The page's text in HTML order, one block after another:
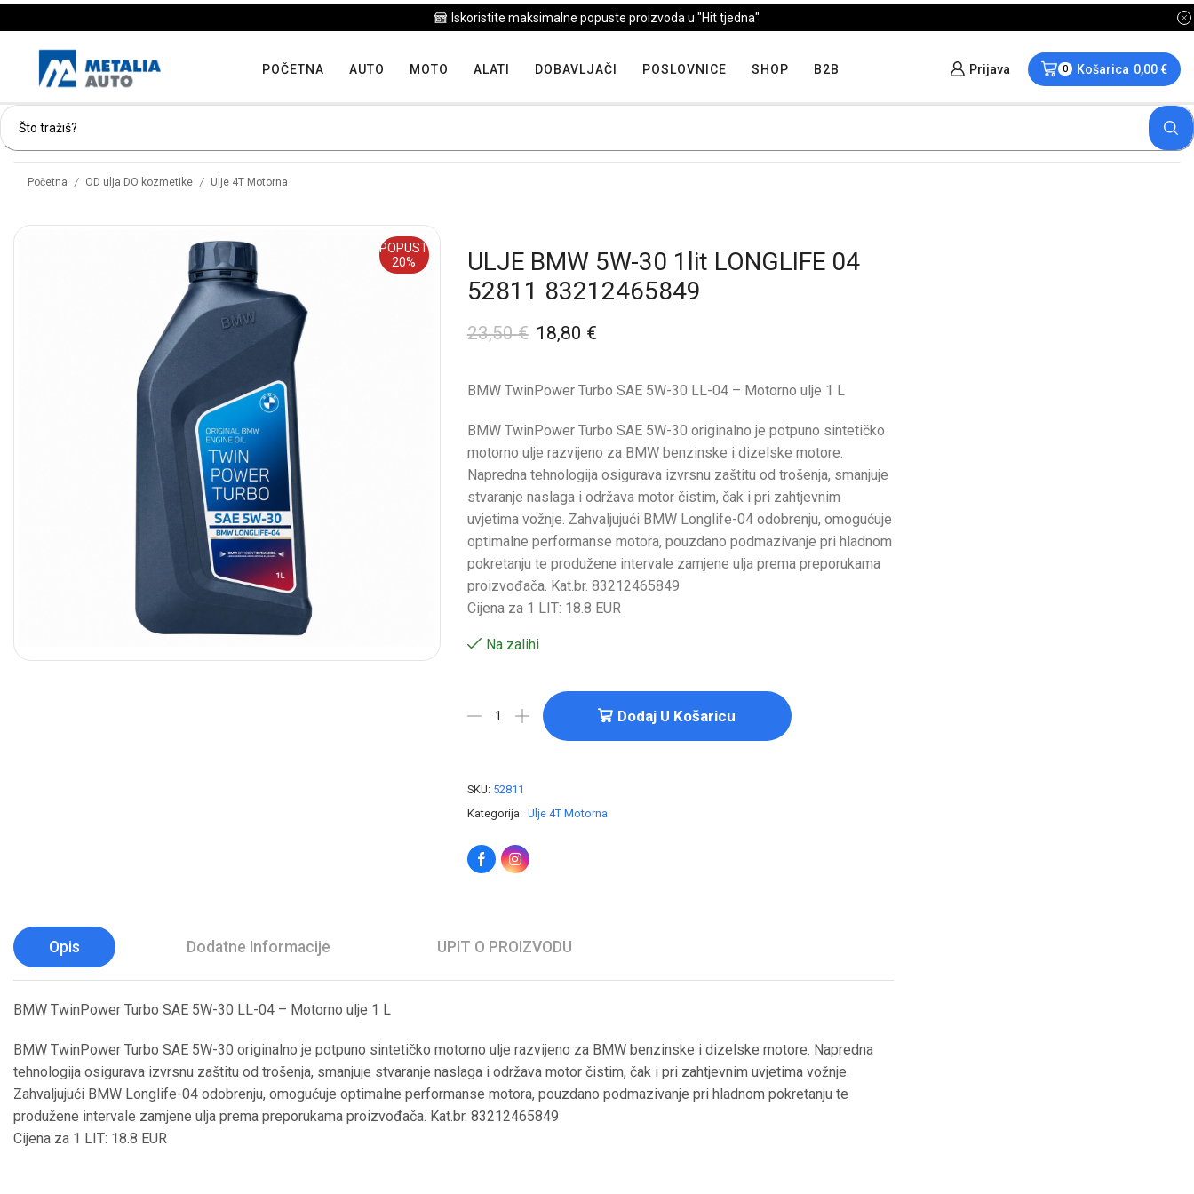
Iskoristite maksimalne popuste proizvoda u "Hit tjedna"
POČETNA AUTO MOTO ALATI DOBAVLJAČI POSLOVNICE SHOP B2B Prijava 0 Košarica 0,00€
Početna / OD ulja DO kozmetike / Ulje 4T Motorna
POPUST
20%
ULJE BMW 5W-30 1lit LONGLIFE 04
52811 83212465849
23,50€ 18,80 €
BMW TwinPower Turbo SAE 5W-30 LL-04 – Motorno ulje 1 L
BMW TwinPower Turbo SAE 5W-30 originalno je potpuno sintetičko
motorno ulje razvijeno za BMW benzinske i dizelske motore.
Napredna tehnologija osigurava izvrsnu zaštitu od trošenja, smanjuje
stvaranje naslaga i održava motor čistim, čak i pri zahtjevnim
uvjetima vožnje. Zahvaljujući BMW Longlife-04 odobrenju, omogućuje
optimalne performanse motora, pouzdano podmazivanje pri hladnom
pokretanju te produžene intervale zamjene ulja prema preporukama
proizvođača. Kat.br. 83212465849
Cijena za 1 LIT: 18.8 EUR
Na zalihi
Dodaj U Košaricu
SKU: 52811
Kategorija: Ulje 4T Motorna
Opis Dodatne Informacije UPIT O PROIZVODU
BMW TwinPower Turbo SAE 5W-30 LL-04 – Motorno ulje 1 L
BMW TwinPower Turbo SAE 5W-30 originalno je potpuno sintetičko motorno ulje razvijeno za BMW benzinske i dizelske motore. Napredna
tehnologija osigurava izvrsnu zaštitu od trošenja, smanjuje stvaranje naslaga i održava motor čistim, čak i pri zahtjevnim uvjetima vožnje.
Zahvaljujući BMW Longlife-04 odobrenju, omogućuje optimalne performanse motora, pouzdano podmazivanje pri hladnom pokretanju te
produžene intervale zamjene ulja prema preporukama proizvođača. Kat.br. 83212465849
Cijena za 1 LIT: 18.8 EUR